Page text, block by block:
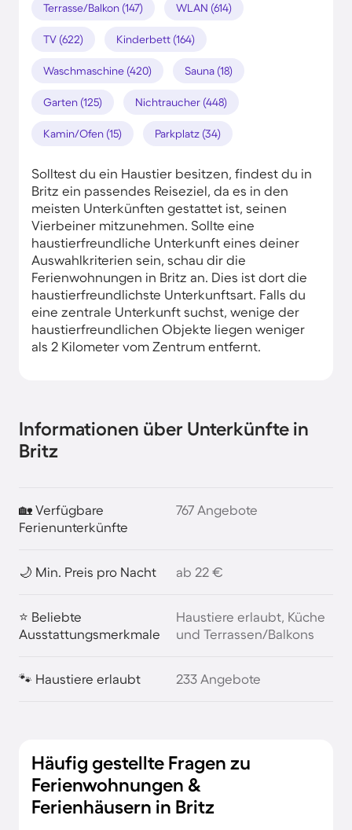
Terrasse/Balkon (147) WLAN (614)
TV (622) Kinderbett (164)
Waschmaschine (420) Sauna (18)
Garten (125) Nichtraucher (448)
Kamin/Ofen (15) Parkplatz (34)
Solltest du ein Haustier besitzen, findest du in
Britz ein passendes Reiseziel, da es in den
meisten Unterkünften gestattet ist, seinen
Vierbeiner mitzunehmen. Sollte eine
haustierfreundliche Unterkunft eines deiner
Auswahlkriterien sein, schau dir die
Ferienwohnungen in Britz an. Dies ist dort die
haustierfreundlichste Unterkunftsart. Falls du
eine zentrale Unterkunft suchst, wenige der
haustierfreundlichen Objekte liegen weniger
als 2 Kilometer vom Zentrum entfernt.
Informationen über Unterkünfte in
Britz
🏡 Verfügbare
Ferienunterkünfte
767 Angebote
🌙 Min. Preis pro Nacht ab 22 €
⭐ Beliebte
Ausstattungsmerkmale
Haustiere erlaubt, Küche
und Terrassen/Balkons
🐾 Haustiere erlaubt 233 Angebote
Häufig gestellte Fragen zu
Ferienwohnungen &
Ferienhäusern in Britz